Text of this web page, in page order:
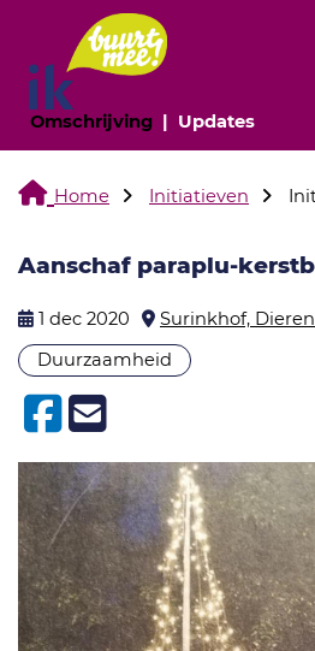
Omschrijving(huidige pagina)
Updates
Home Initiatieven
Aanschaf paraplu-
1 dec 2020 Surinkhof, Dieren
Duurzaamheid